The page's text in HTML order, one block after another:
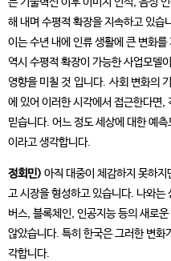
해 내며 수평적 확장을 지속하고 있습
이는 수년 내에 인류 생활에 큰 변화
역시 수평적 확장이 가능한 사업모델
영향을 미칠 것 입니다. 사회 변화의
에 있어 이러한 시각에서 접근한다면,
믿습니다. 어느 정도 세상에 대한 예
이라고 생각합니다.
정회민) 아직 대중이 체감하지 못하
고 시장을 형성하고 있습니다. 나와
버스, 블록체인, 인공지능 등의 새로
않았습니다. 특히 한국은 그러한 변화
각합니다.